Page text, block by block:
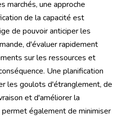
marchés, une approche
de la capacité est
de pouvoir anticiper les
d'évaluer rapidement
sur les ressources et
Une planification
les goulots d'étranglement, de
et d'améliorer la
également de minimiser